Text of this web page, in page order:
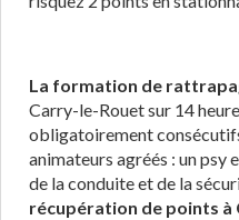
La formation de
Carry-le-Rouet sur 14
obligatoirement
animateurs agréés : un psy
de la conduite et de la
récupération de points à